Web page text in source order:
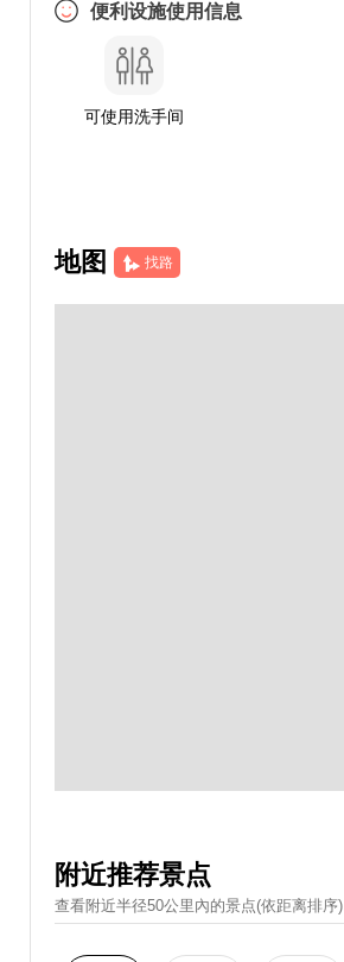
便利设施使用信息
可使用洗手间
地图 找路
附近推荐景点
查看附近半径50公里內的景点(依距离排序)